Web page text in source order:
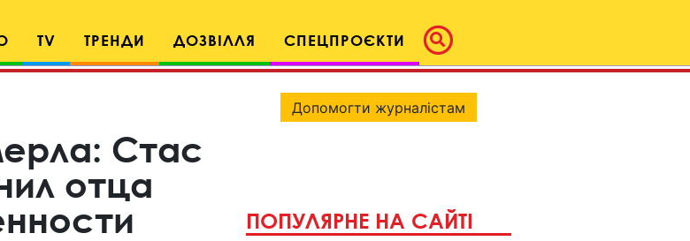
TV ТРЕНДИ ДОЗВІЛЛЯ СПЕЦПРОЄКТИ
Стас
отца
Допомогти журналістам
ПОПУЛЯРНЕ НА САЙТІ